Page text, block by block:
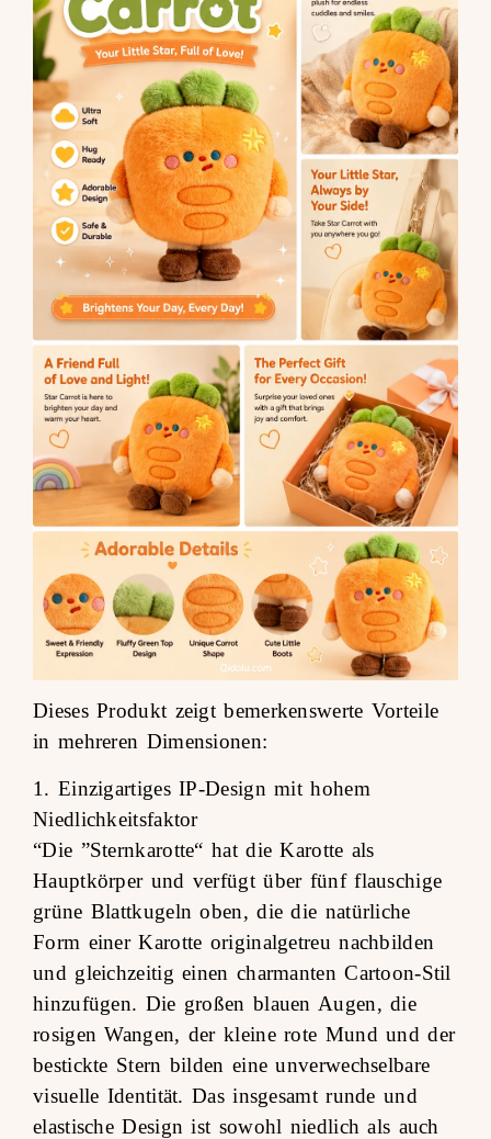
Dieses Produkt zeigt bemerkenswerte Vorteile
in mehreren Dimensionen:
1. Einzigartiges IP-Design mit hohem
Niedlichkeitsfaktor
“Die ”Sternkarotte“ hat die Karotte als
Hauptkörper und verfügt über fünf flauschige
grüne Blattkugeln oben, die die natürliche
Form einer Karotte originalgetreu nachbilden
und gleichzeitig einen charmanten Cartoon-Stil
hinzufügen. Die großen blauen Augen, die
rosigen Wangen, der kleine rote Mund und der
bestickte Stern bilden eine unverwechselbare
visuelle Identität. Das insgesamt runde und
elastische Design ist sowohl niedlich als auch